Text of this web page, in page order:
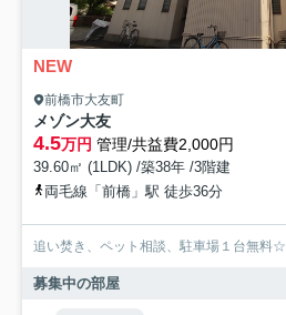
NEW
前橋市大友町
メゾン大友
4.5万円 管理/共益費2,000円
39.60㎡ (1LDK) /築38年 /3階建
両毛線「前橋」駅 徒歩36分
追い焚き、ペット相談、駐車場１台無料☆
募集中の部屋